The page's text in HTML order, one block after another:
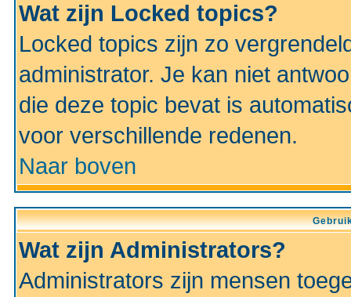
Wat zijn Locked topics?
Locked topics zijn zo
administrator. Je kan niet
die deze topic bevat is
voor verschillende redenen.
Naar boven
Wat zijn Administrators?
Administrators zijn mensen